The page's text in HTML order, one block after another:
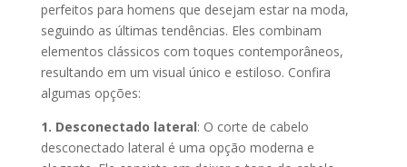
perfeitos para homens que desejam estar na moda,
seguindo as últimas tendências. Eles combinam
elementos clássicos com toques contemporâneos,
resultando em um visual único e estiloso. Confira
algumas opções:
1. Desconectado lateral: O corte de cabelo
desconectado lateral é uma opção moderna e